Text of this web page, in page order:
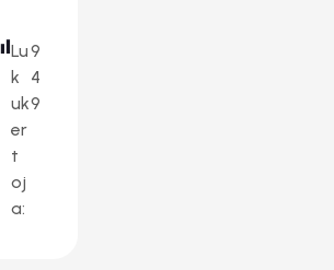
Lu
k
uk
er
t
oj
a:
9
4
9